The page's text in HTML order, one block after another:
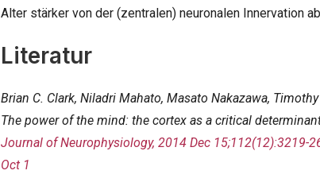
Alter stärker von der (zentralen) neuronalen Innervation
Literatur
Brian C. Clark, Niladri Mahato, Masato Nakazawa,
The power of the mind: the cortex as a critical
Journal of Neurophysiology, 2014 Dec
Oct 1